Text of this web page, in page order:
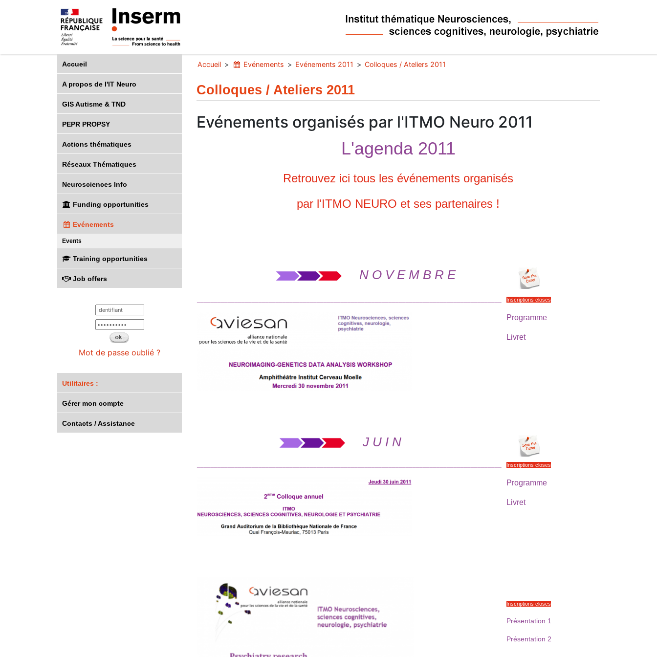
Accueil
A propos de l'IT Neuro
GIS Autisme & TND
PEPR PROPSY
Actions thématiques
Réseaux Thématiques
Neurosciences Info
Funding opportunities
Evénements
Events
Training opportunities
Job offers
Mot de passe oublié ?
Utilitaires :
Gérer mon compte
Contacts / Assistance
Accueil Evénements Evénements 2011 Colloques / Ateliers 2011
Colloques / Ateliers 2011
Evénements organisés par l'ITMO Neuro 2011
L'agenda 2011
Retrouvez ici tous les événements organisés
par l'ITMO NEURO et ses partenaires !
N O V E M B R E
Inscriptions closes
Programme
Livret
J U I N
Inscriptions closes
Programme
Livret
Inscriptions closes
Présentation 1
Présentation 2